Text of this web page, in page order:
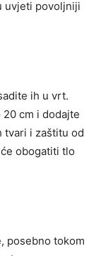
uvjeti povoljniji
ih u vrt.
cm i dodajte
tvari i zaštitu od
obogatiti tlo
posebno tokom